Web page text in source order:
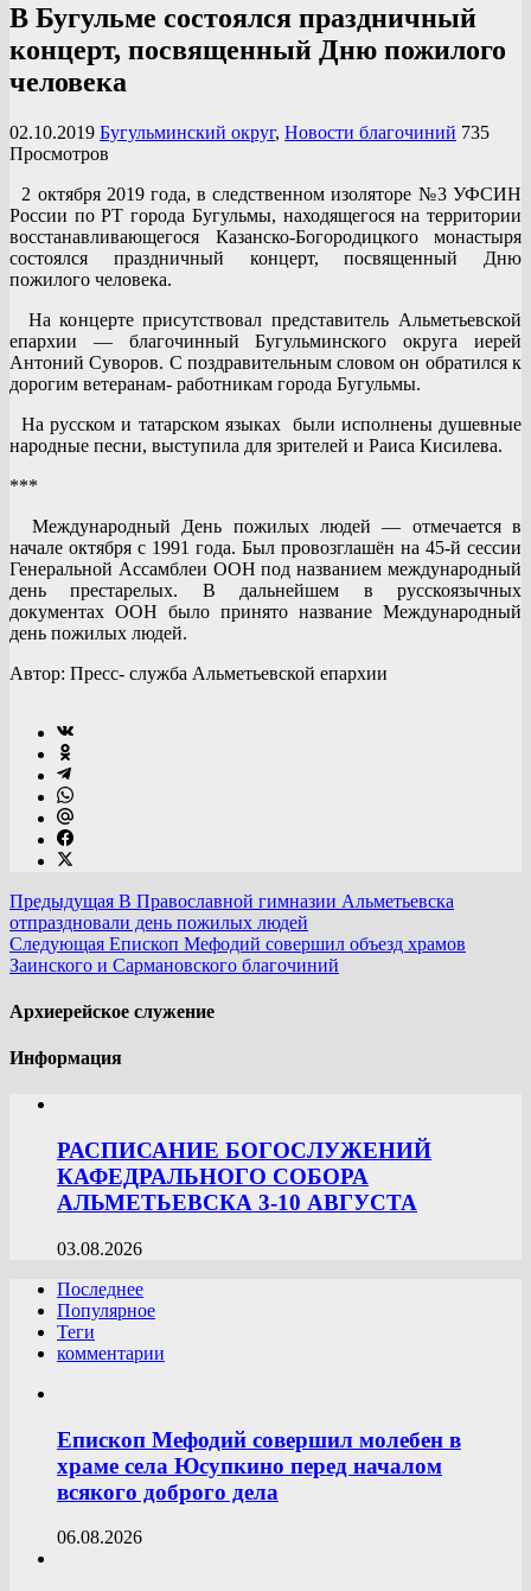
В Бугульме состоялся праздничный
концерт, посвященный Дню пожилого
человека
02.10.2019 Бугульминский округ, Новости благочиний 735
Просмотров
2 октября 2019 года, в следственном изоляторе №3 УФСИН
России по РТ города Бугульмы, находящегося на территории
восстанавливающегося Казанско-Богородицкого монастыря
состоялся праздничный концерт, посвященный Дню
пожилого человека.
На концерте присутствовал представитель Альметьевской
епархии — благочинный Бугульминского округа иерей
Антоний Суворов. С поздравительным словом он обратился к
дорогим ветеранам- работникам города Бугульмы.
На русском и татарском языках были исполнены душевные
народные песни, выступила для зрителей и Раиса Кисилева.
***
Международный День пожилых людей — отмечается в
начале октября с 1991 года. Был провозглашён на 45-й сессии
Генеральной Ассамблеи ООН под названием международный
день престарелых. В дальнейшем в русскоязычных
документах ООН было принято название Международный
день пожилых людей.
Автор: Пресс- служба Альметьевской епархии
Предыдущая В Православной гимназии Альметьевска
отпраздновали день пожилых людей
Следующая Епископ Мефодий совершил объезд храмов
Заинского и Сармановского благочиний
Архиерейское служение
Информация
РАСПИСАНИЕ БОГОСЛУЖЕНИЙ
КАФЕДРАЛЬНОГО СОБОРА
АЛЬМЕТЬЕВСКА 3-10 АВГУСТА
03.08.2026
Последнее
Популярное
Теги
комментарии
Епископ Мефодий совершил молебен в
храме села Юсупкино перед началом
всякого доброго дела
06.08.2026